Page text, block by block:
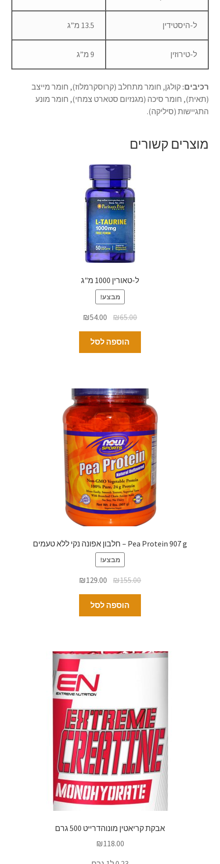
ל-היסטידין 13.5 מ”ג
ל-טירוזין 9 מ”ג
רכיבים: קולגן, חומר מתחלב (קרוסקרמלוז), חומר מייצב
(תאית), חומר סיכה (מגנזיום סטארט צמחי), חומר מונע
התגיישות (סיליקה).
מוצרים קשורים
ל-טאורין 1000 מ"ג
מבצע!
₪65.00
₪54.00
הוספה לסל
Pea Protein 907 g – חלבון אפונה נקי ללא טעמים
מבצע!
₪155.00
₪129.00
הוספה לסל
אבקת קריאטין מונוהדרייט 500 גרם
₪118.00